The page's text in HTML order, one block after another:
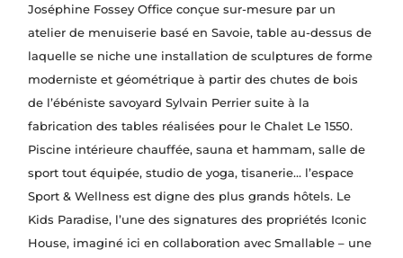
Joséphine Fossey Office conçue sur-mesure par un
atelier de menuiserie basé en Savoie, table au-dessus de
laquelle se niche une installation de sculptures de forme
moderniste et géométrique à partir des chutes de bois
de l’ébéniste savoyard Sylvain Perrier suite à la
fabrication des tables réalisées pour le Chalet Le 1550.
Piscine intérieure chauffée, sauna et hammam, salle de
sport tout équipée, studio de yoga, tisanerie… l’espace
Sport & Wellness est digne des plus grands hôtels. Le
Kids Paradise, l’une des signatures des propriétés Iconic
House, imaginé ici en collaboration avec Smallable – une